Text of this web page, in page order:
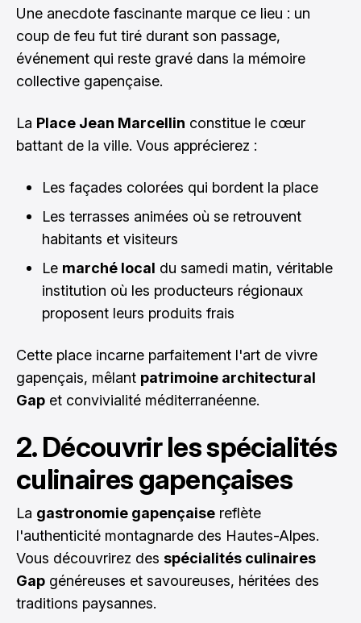
Une anecdote fascinante marque ce lieu : un
coup de feu fut tiré durant son passage,
événement qui reste gravé dans la mémoire
collective gapençaise.
La Place Jean Marcellin constitue le cœur
battant de la ville. Vous apprécierez :
Les façades colorées qui bordent la place
Les terrasses animées où se retrouvent
habitants et visiteurs
Le marché local du samedi matin, véritable
institution où les producteurs régionaux
proposent leurs produits frais
Cette place incarne parfaitement l'art de vivre
gapençais, mêlant patrimoine architectural
Gap et convivialité méditerranéenne.
2. Découvrir les spécialités
culinaires gapençaises
La gastronomie gapençaise reflète
l'authenticité montagnarde des Hautes-Alpes.
Vous découvrirez des spécialités culinaires
Gap généreuses et savoureuses, héritées des
traditions paysannes.